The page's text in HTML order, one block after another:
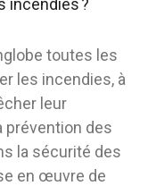
incendies ?
toutes les
les incendies, à
leur
prévention des
la sécurité des
en œuvre de